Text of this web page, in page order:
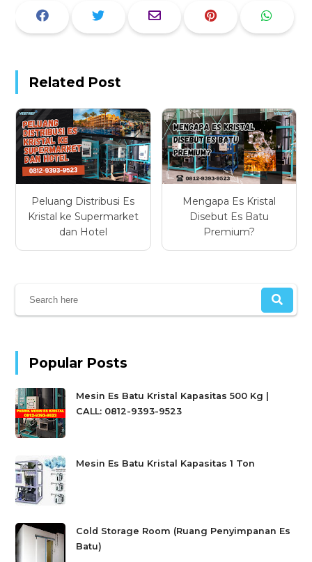
Related Post
Peluang Distribusi Es
Kristal ke Supermarket
dan Hotel
Mengapa Es Kristal
Disebut Es Batu
Premium?
Popular Posts
Mesin Es Batu Kristal Kapasitas 500 Kg |
CALL: 0812-9393-9523
Mesin Es Batu Kristal Kapasitas 1 Ton
Cold Storage Room (Ruang Penyimpanan Es
Batu)